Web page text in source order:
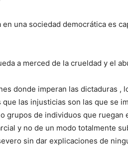
una sociedad democrática es
a merced de la crueldad y el
donde imperan las dictaduras ,
las injusticias son las que se
grupos de individuos que ruegan
y no de un modo totalmente
sin dar explicaciones de